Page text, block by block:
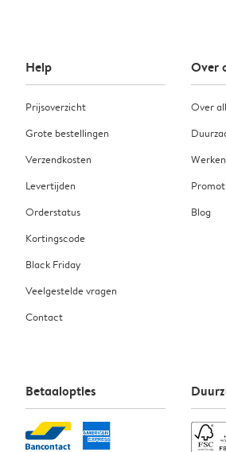
Help
Prijsoverzicht
Grote bestellingen
Verzendkosten
Levertijden
Orderstatus
Kortingscode
Black Friday
Veelgestelde vragen
Contact
Over
Over
Blog
Betaalopties